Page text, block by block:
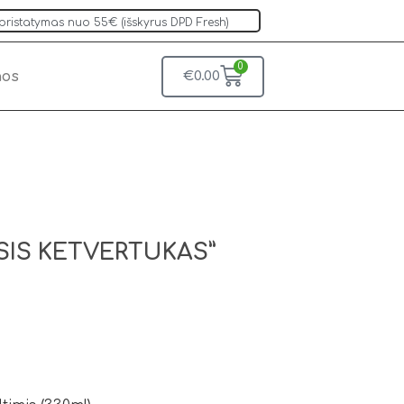
nuo 55€ (išskyrus DPD Fresh)
€0.00
0
KETVERTUKAS”